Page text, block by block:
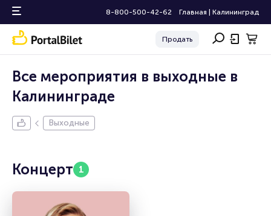
8-800-500-42-62 Главная Калининград
Продать
Все мероприятия в выходные в
Калининграде
Выходные
Концерт 1